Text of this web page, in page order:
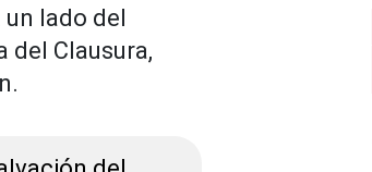
lado del
del Clausura,